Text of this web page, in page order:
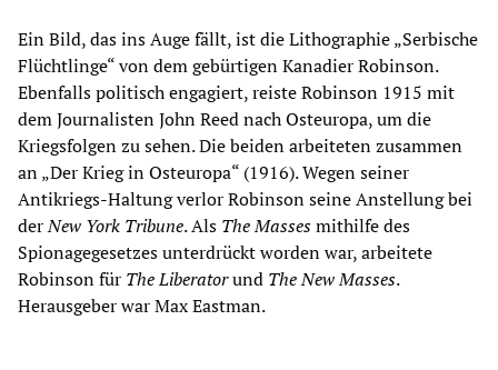
Ein Bild, das ins Auge fällt, ist die Lithographie „Serbische
Flüchtlinge“ von dem gebürtigen Kanadier Robinson.
Ebenfalls politisch engagiert, reiste Robinson 1915 mit
dem Journalisten John Reed nach Osteuropa, um die
Kriegsfolgen zu sehen. Die beiden arbeiteten zusammen
an „Der Krieg in Osteuropa“ (1916). Wegen seiner
Antikriegs-Haltung verlor Robinson seine Anstellung bei
derNew York Tribune. Als The Massesmithilfe des
Spionagegesetzes unterdrückt worden war, arbeitete
Robinson für The Liberatorund The New Masses.
Herausgeber war Max Eastman.